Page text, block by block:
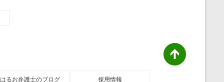
はるお弁護士のブログ 採用情報